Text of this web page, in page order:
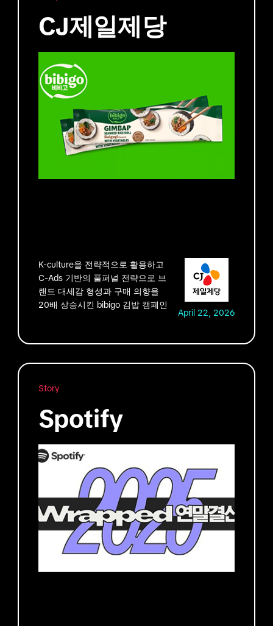
CJ제일제당
K-culture을 전략적으로 활용하고
C-Ads 기반의 풀퍼널 전략으로 브
랜드 대세감 형성과 구매 의향을
20배 상승시킨 bibigo 김밥 캠페인
April 22, 2026
Story
Spotify